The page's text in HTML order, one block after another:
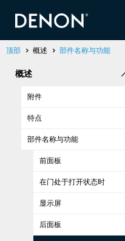
顶部 概述 部件名称与功能
概述
附件
特点
部件名称与功能
前面板
在门处于打开状态时
显示屏
后面板